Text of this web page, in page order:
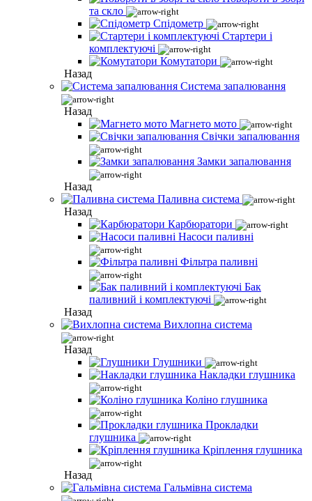
та скло
Спідометр
Стартери і
комплектуючі
Комутатори
Назад
Система запалювання
Назад
Магнето мото
Свічки запалювання
Замки запалювання
Назад
Паливна система
Назад
Карбюратори
Насоси паливні
Фільтра паливні
Бак
паливний і комплектуючі
Назад
Вихлопна система
Назад
Глушники
Накладки глушника
Коліно глушника
Прокладки
глушника
Кріплення глушника
Назад
Гальмівна система